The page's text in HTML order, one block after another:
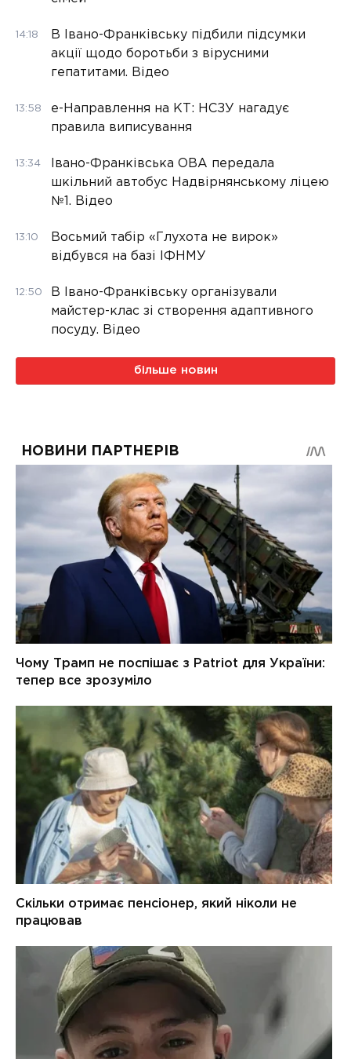
14:18
В Івано-Франківську підбили підсумки
акції щодо боротьби з вірусними
гепатитами. Відео
13:58
е-Направлення на КТ: НСЗУ нагадує
правила виписування
13:34
Івано-Франківська ОВА передала
шкільний автобус Надвірнянському ліцею
№1. Відео
13:10
Восьмий табір «Глухота не вирок»
відбувся на базі ІФНМУ
12:50
В Івано-Франківську організували
майстер-клас зі створення адаптивного
посуду. Відео
більше новин